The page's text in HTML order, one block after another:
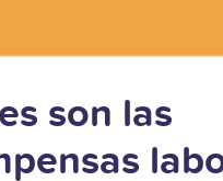
son las